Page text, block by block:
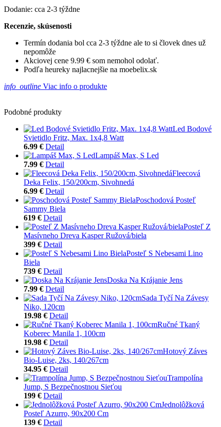
Dodanie: cca 2-3 týždne
Recenzie, skúsenosti
Termín dodania bol cca 2-3 týždne ale to si človek dnes už
nepomôže
Akciovej cene 9.99 € som nemohol odolať.
Podľa heureky najlacnejšie na moebelix.sk
info_outline Viac info o produkte
Podobné produkty
Led Bodové
Svietidlo Fritz, Max. 1x4,8 Watt
6.99 € Detail
Lampáš Max, S Led
7.99 € Detail
Fleecová
Deka Felix, 150/200cm, Sivohnedá
6.99 € Detail
Poschodová Posteľ
Sammy Biela
619 € Detail
Posteľ Z
Masívneho Dreva Kasper Ružová/biela
399 € Detail
Posteľ S Nebesami Lino
Biela
739 € Detail
Doska Na Krájanie Jens
7.99 € Detail
Sada Tyčí Na Závesy
Niko, 120cm
19.98 € Detail
Ručné Tkaný
Koberec Manila 1, 100cm
19.98 € Detail
Hotový Záves
Bio-Luise, 2ks, 140/267cm
34.95 € Detail
Trampolína
Jump, S Bezpečnostnou Sieťou
199 € Detail
Jednolôžková
Posteľ Azurro, 90x200 Cm
139 € Detail